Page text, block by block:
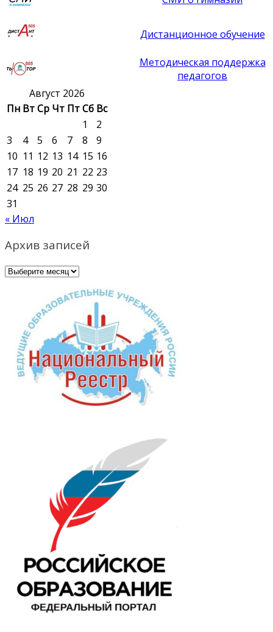
Дистанционное обучение
Методическая поддержка
педагогов
Август 2026
Пн ВтСр Чт ПтСб Вс
1
2
3
4 5 6 7 8
9
10 11 12 13 14 15 16
17 18 19 20 21 22 23
24 25 26 27 28 29 30
31
« Июл
Архив записей
Архив